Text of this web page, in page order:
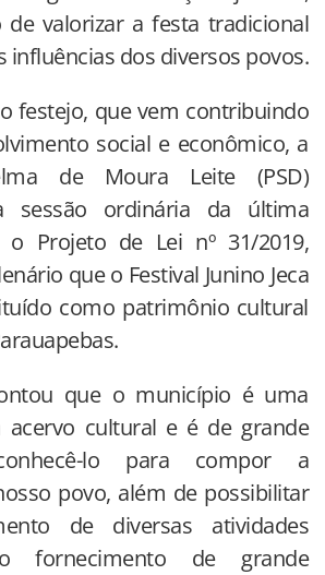
valorizar a festa tradicional
influências dos diversos povos.
festejo, que vem contribuindo
social e econômico, a
de Moura Leite (PSD)
sessão ordinária da última
o Projeto de Lei nº 31/2019,
que o Festival Junino Jeca
como patrimônio cultural
que o município é uma
acervo cultural e é de grande
lo para compor a
povo, além de possibilitar
de diversas atividades
fornecimento de grande